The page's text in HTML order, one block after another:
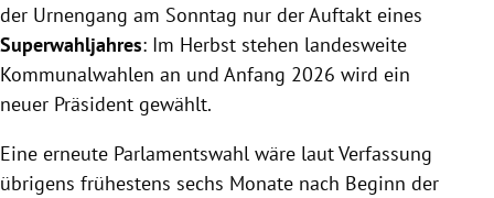
der Urnengang am Sonntag nur der Auftakt eines
Superwahljahres: Im Herbst stehen landesweite
Kommunalwahlen an und Anfang 2026 wird ein
neuer Präsident gewählt.
Eine erneute Parlamentswahl wäre laut Verfassung
übrigens frühestens sechs Monate nach Beginn der